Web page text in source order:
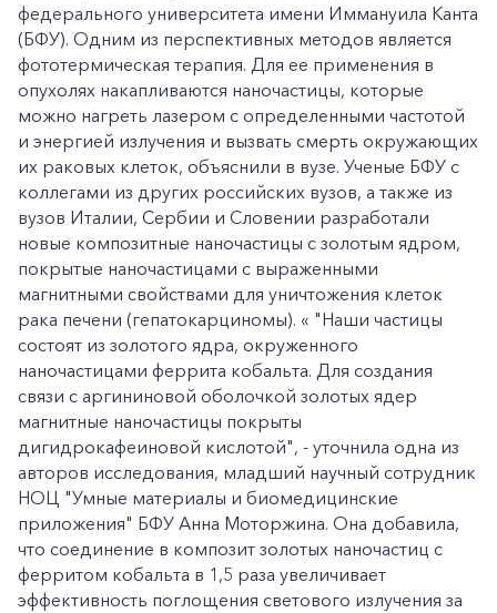
федерального университета имени Иммануила Канта
(БФУ). Одним из перспективных методов является
фототермическая терапия. Для ее применения в
опухолях накапливаются наночастицы, которые
можно нагреть лазером с определенными частотой
и энергией излучения и вызвать смерть окружающих
их раковых клеток, объяснили в вузе. Ученые БФУ с
коллегами из других российских вузов, а также из
вузов Италии, Сербии и Словении разработали
новые композитные наночастицы с золотым ядром,
покрытые наночастицами с выраженными
магнитными свойствами для уничтожения клеток
рака печени (гепатокарциномы). « "Наши частицы
состоят из золотого ядра, окруженного
наночастицами феррита кобальта. Для создания
связи с аргининовой оболочкой золотых ядер
магнитные наночастицы покрыты
дигидрокафеиновой кислотой", - уточнила одна из
авторов исследования, младший научный сотрудник
НОЦ "Умные материалы и биомедицинские
приложения" БФУ Анна Моторжина. Она добавила,
что соединение в композит золотых наночастиц с
ферритом кобальта в 1,5 раза увеличивает
эффективность поглощения светового излучения за